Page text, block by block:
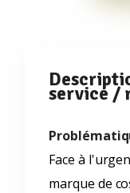
service /
Face à
marque de